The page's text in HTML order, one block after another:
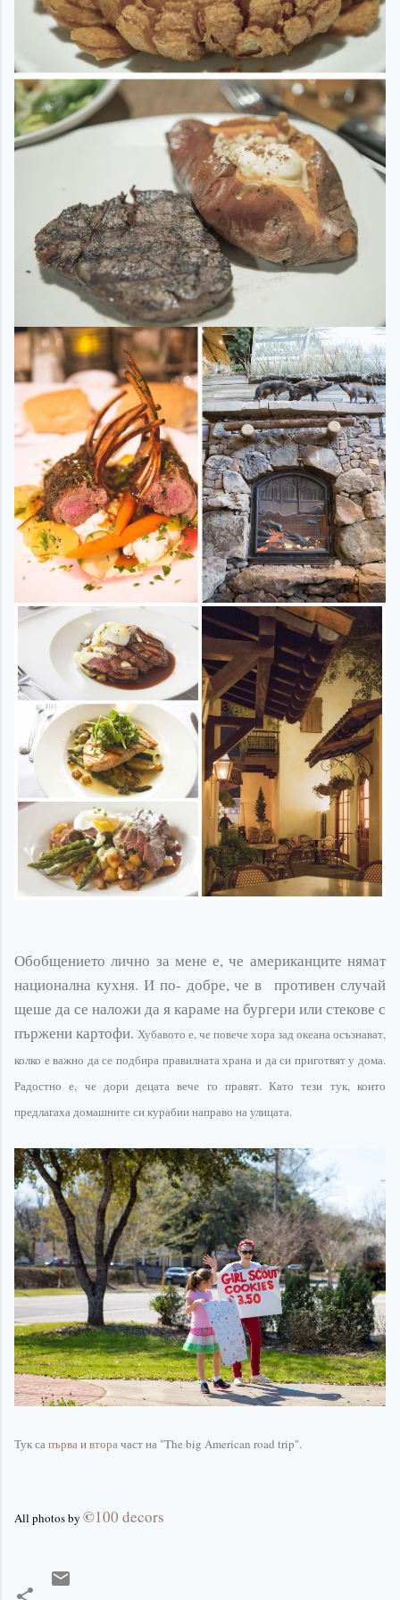
Обобщението лично за мене е, че американците нямат
национална кухня. И по- добре, че в противен случай
щеше да се наложи да я караме на бургери или стекове с
пържени картофи. Хубавото е, чеповечехора зад океана осъзнават,
колко е важно да се подбира правилната храна и да си приготвят у дома.
Радостно е, че дори децата вече го правят. Като тези тук, които
предлагаха домашните си курабии направо на улицата.
Тук са първа ивтора част на "The big American road trip".
All photos by ©100 decors